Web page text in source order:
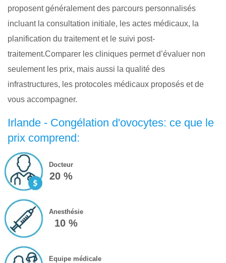
proposent généralement des parcours personnalisés
incluant la consultation initiale, les actes médicaux, la
planification du traitement et le suivi post-
traitement.Comparer les cliniques permet d’évaluer non
seulement les prix, mais aussi la qualité des
infrastructures, les protocoles médicaux proposés et de
vous accompagner.
Irlande - Congélation d'ovocytes: ce que le
prix comprend:
Docteur
20 %
Anesthésie
10 %
Equipe médicale